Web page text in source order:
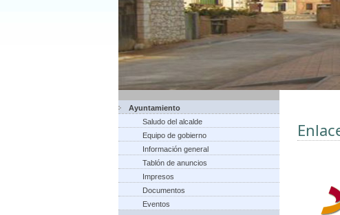
Ayuntamiento
Saludo del alcalde
Equipo de gobierno
Información general
Tablón de anuncios
Impresos
Documentos
Eventos